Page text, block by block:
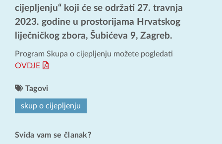
cijepljenju“ koji će se održati 27. travnja
2023. godine u prostorijama Hrvatskog
liječničkog zbora, Šubićeva 9, Zagreb.
Program Skupa o cijepljenju možete pogledati
OVDJE
Tagovi
skup o cijepljenju
Sviđa vam se članak?